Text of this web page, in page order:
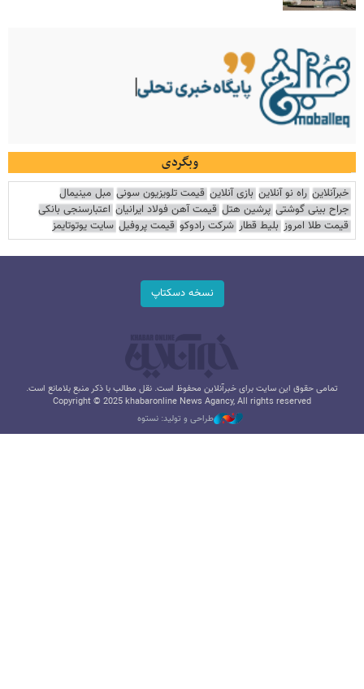
وبگردی
خبرآنلاین راه نو آنلاین بازی آنلاین قیمت تلویزیون سونی مبل مینیمال
جراح بینی گوشتی پرشین هتل قیمت آهن فولاد ایرانیان اعتبارسنجی بانکی
قیمت طلا امروز بلیط قطار شرکت رادوکو قیمت پروفیل سایت یوتوتایمز
نسخه دسکتاپ
تمامی حقوق این سایت برای خبرآنلاین محفوظ است. نقل مطالب با ذکر منبع بلامانع است.
Copyright © 2025 khabaronline News Agancy, All rights reserved
طراحی و تولید: نستوه